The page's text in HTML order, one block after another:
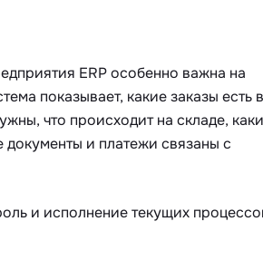
ERP особенно важна на
показывает, какие заказы есть в
что происходит на складе,
документы и платежи связаны с
и исполнение текущих